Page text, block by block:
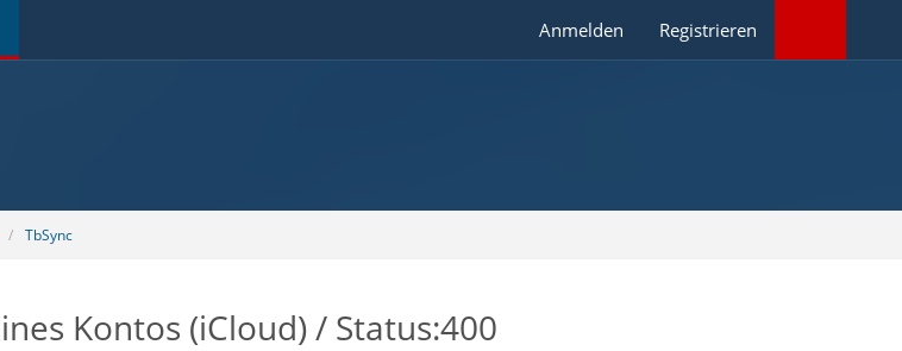
Anmelden Registrieren
TbSync
Kontos (iCloud) / Status:400